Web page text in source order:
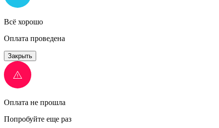
Всё хорошо
Оплата проведена
Закрыть
Оплата не прошла
Попробуйте еще раз